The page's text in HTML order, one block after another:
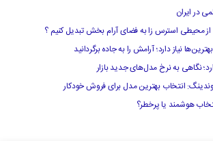
در ایران
محیطی استرس زا به فضای آرام بخش تبدیل کنیم ؟
نیاز دارد؛ آرامش را به جاده برگردانید
نگاهی به نرخ مدل‌های جدید بازار
انتخاب بهترین مدل برای فروش خودکار
هوشمند یا پرخطر؟